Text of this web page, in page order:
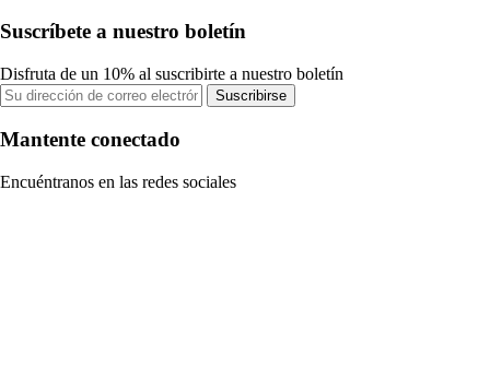
Suscríbete a nuestro boletín
Disfruta de un 10% al suscribirte a nuestro boletín
Suscribirse
Mantente conectado
Encuéntranos en las redes sociales